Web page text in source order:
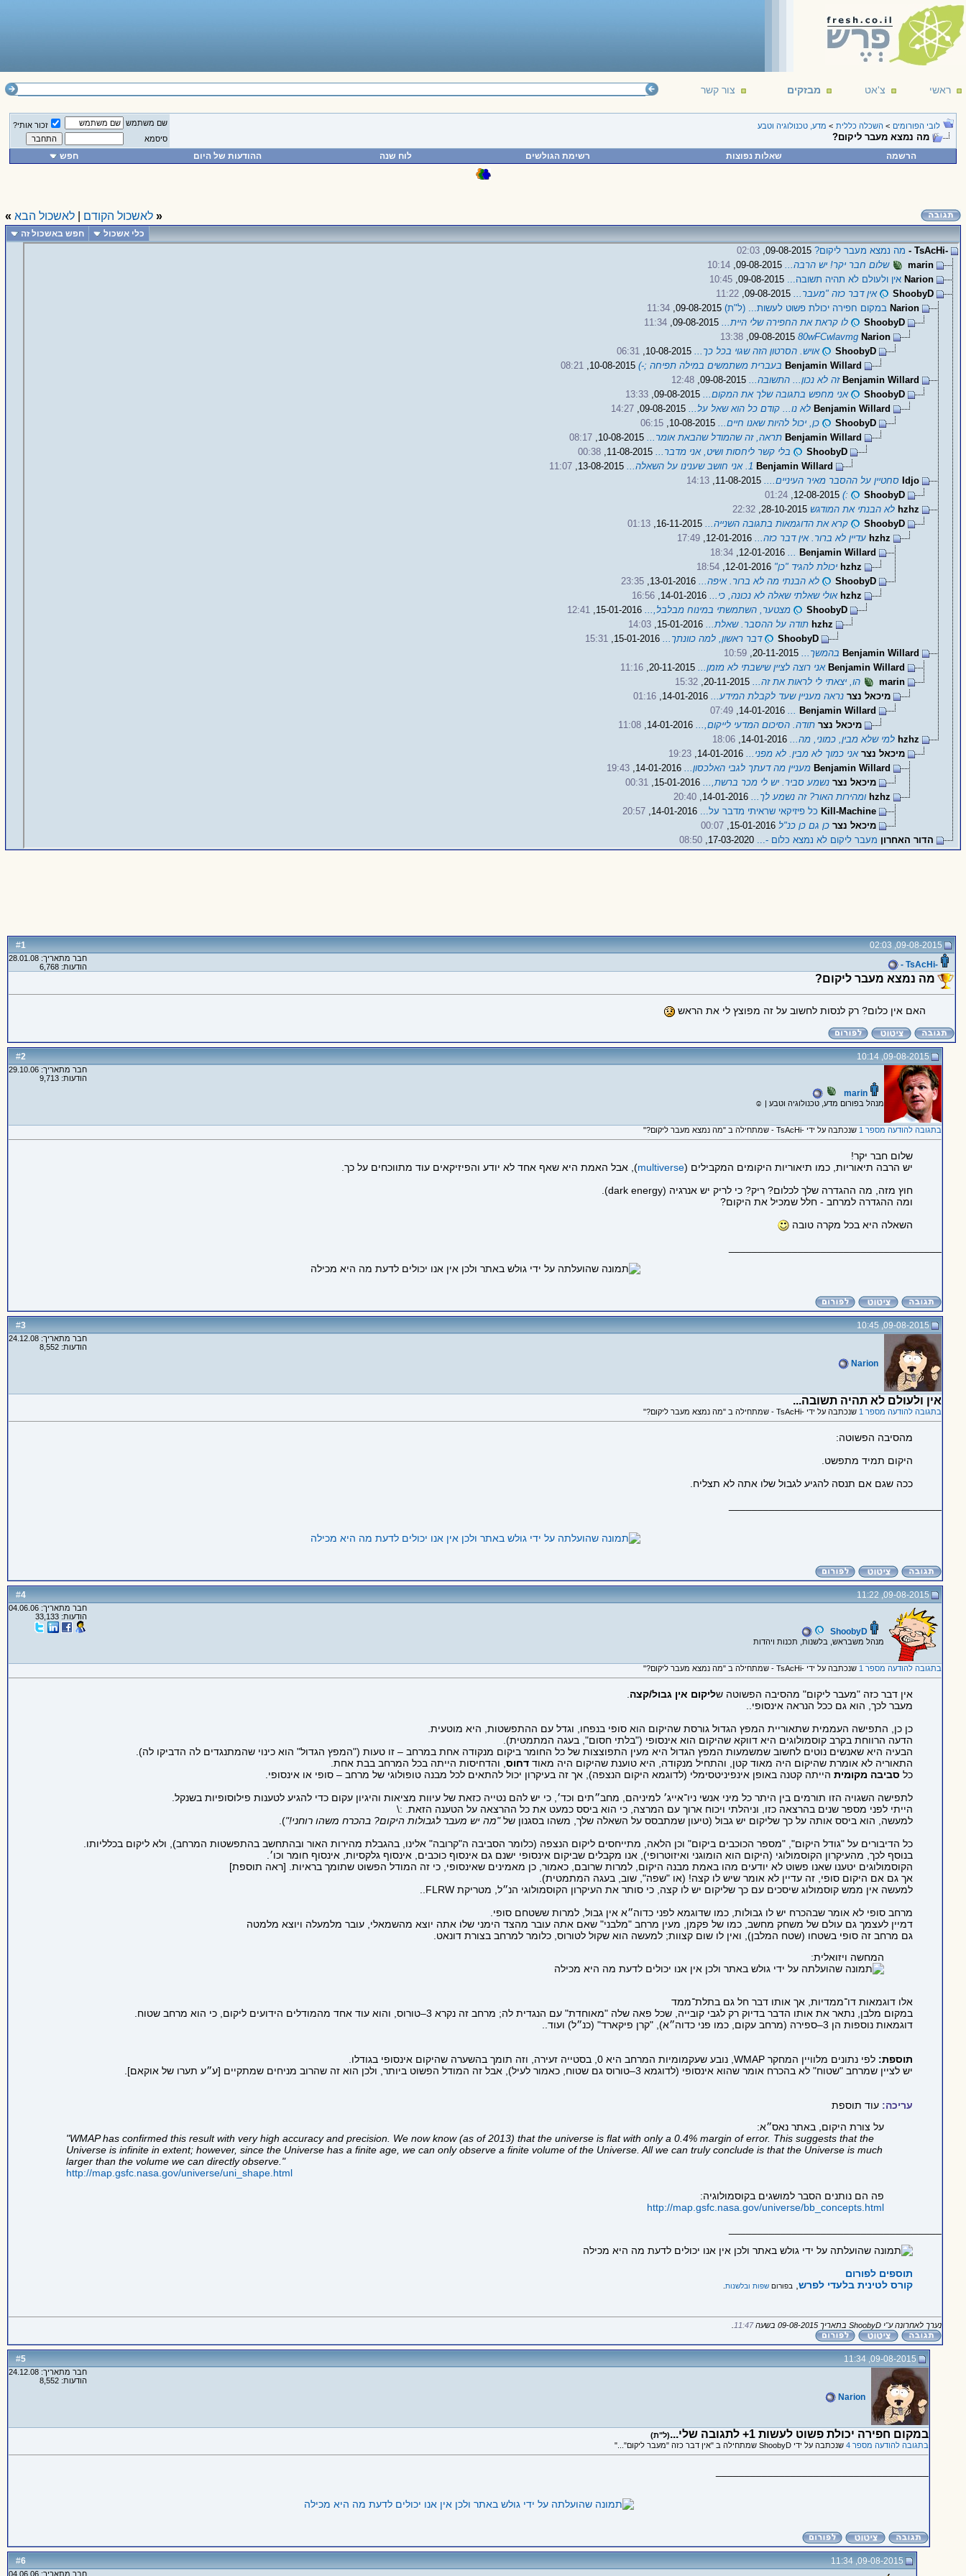
ראשי צ'אט מבזקים צור קשר
לובי הפורומים > השכלה כללית > מדע, טכנולוגיה וטבע
מה נמצא מעבר ליקום?
שם משתמש
זכור אותי?
סיסמא
הרשמה שאלות נפוצות רשימת הגולשים לוח שנה ההודעות של היום חפש
« לאשכול הקודם לאשכול הבא »
כלי אשכול חפש באשכול זה
-TsAcHi - מה נמצא מעבר ליקום?09-08-2015,
02:03
marin
שלום חבר יקר! יש הרבה...09-08-2015,
10:14
Narion אין ולעולם לא תהיה תשובה...
10:45
ShoobyD
אין דבר כזה "מעבר...09-08-2015,
11:22
Narion במקום חפירה יכולת פשוט לעשות... (ל"ת)09-08-2015,
11:34
ShoobyD
לו קראת את החפירה שלי היית...09-08-2015,
11:34
Narion
80wFCwlavmg
09-08-2015,
13:38
ShoobyD
אויש. הסרטון הזה שגוי בכל כך...10-08-2015,
06:31
Benjamin Willard בעברית משתמשים במילה תפיחה ;-)10-08-2015,
08:21
Benjamin Willard זה לא נכון... התשובה...09-08-2015,
12:48
ShoobyD
אני מחפש בתגובה שלך את המקום...09-08-2015,
13:33
Benjamin Willard לא נו... קודם כל הוא שאל על...09-08-2015,
14:27
ShoobyD
כן, יכול להיות שאנו חיים...10-08-2015,
06:15
Benjamin Willard תראה, זה שהמודל שהבאת אומר...10-08-2015,
08:17
ShoobyD
בלי קשר ליחסות ושיט, אני מדבר...11-08-2015,
00:38
Benjamin Willard 1. אני חושב שענינו על השאלה... 13-08-2015,
11:07
Idjo סחטיין על ההסבר מאיר העיניים....11-08-2015,
14:13
ShoobyD
:)
12-08-2015,
01:24
hzhz לא הבנתי את המודגש
22:32
ShoobyD
קרא את הדוגמאות בתגובה השנייה...16-11-2015,
01:13
hzhz עדיין לא ברור. אין דבר כזה...12-01-2016,
17:49
Benjamin Willard
...
12-01-2016,
18:34
hzhz יכולת להגיד "כן"
18:54
ShoobyD
לא הבנתי מה לא ברור. איפה...13-01-2016,
23:35
hzhz אולי שאלתי שאלה לא נכונה, כי...14-01-2016,
16:56
ShoobyD
מצטער, השתמשתי במינוח מבלבל,...15-01-2016,
12:41
hzhz תודה על ההסבר. שאלת...15-01-2016,
14:03
ShoobyD
דבר ראשון, למה כוונתך...15-01-2016,
15:31
Benjamin Willard בהמשך...20-11-2015,
10:59
Benjamin Willard אני רוצה לציין שישבתי לא מזמן...20-11-2015,
11:16
marin
הו, יצאתי לי לראות את זה...20-11-2015,
15:32
מיכאל נצר נראה מעניין שעד לקבלת המידע...14-01-2016,
01:16
Benjamin Willard
...
14-01-2016,
07:49
מיכאל נצר תודה. הסיכום המדעי לייקום,...14-01-2016,
11:08
hzhz למי שלא מבין, כמוני, מה...14-01-2016,
18:06
מיכאל נצר אני כמוך לא מבין. לא מפני...14-01-2016,
19:23
Benjamin Willard מעניין מה דעתך לגבי האלכסון...14-01-2016,
19:43
מיכאל נצר נשמע סביר. יש לי מכר ברשת,...15-01-2016,
00:31
hzhz ומהירות האור? זה נשמע לך...14-01-2016,
20:40
Kill-Machine כל פיזיקאי שראיתי מדבר על...
20:57
מיכאל נצר כן גם כן כנ"ל15-01-2016,
00:07
הדור האחרון מעבר ליקום לא נמצא כלום -... 08:50
#
1
09-08-2015, 02:03
-TsAcHi -
חבר מתאריך: 28.01.08
הודעות: 6,768
מה נמצא מעבר ליקום?
האם אין כלום? רק לנסות לחשוב על זה מפוצץ לי את הראש
#
2 09-08-2015, 10:14
marin
מנהל בפורום מדע, טכנולוגיה וטבע | ☺
חבר מתאריך: 29.10.06
הודעות: 9,713
בתגובה להודעה מספר 1 שנכתבה על ידי -TsAcHi - שמתחילה ב "מה נמצא מעבר ליקום?"
שלום חבר יקר!
יש הרבה תיאוריות, כמו תיאוריות היקומים המקבילים (multiverse), אבל האמת היא שאף אחד לא יודע והפיזיקאים עוד מתווכחים על כך.
חוץ מזה, מה ההגדרה שלך לכלום? רִיק? כי לריק יש אנרגיה (dark energy).
ומה ההגדרה למרחב - חלל שמכיל את היקום?
השאלה היא בכל מקרה טובה
#
3 09-08-2015, 10:45
Narion
חבר מתאריך: 24.12.08
הודעות: 8,552
אין ולעולם לא תהיה תשובה...
בתגובה להודעה מספר 1 שנכתבה על ידי -TsAcHi - שמתחילה ב "מה נמצא מעבר ליקום?"
מהסיבה הפשוטה:
היקום תמיד מתפשט.
ככה שגם אם תנסה להגיע לגבול שלו אתה לא תצליח.
#
4 09-08-2015, 11:22
ShoobyD
מנהל משבראש, בלשנות, תכנות ויהדות
חבר מתאריך: 04.06.06
הודעות: 33,133
בתגובה להודעה מספר 1 שנכתבה על ידי -TsAcHi - שמתחילה ב "מה נמצא מעבר ליקום?"
אין דבר כזה "מעבר ליקום" מהסיבה הפשוטה שליקום אין גבול/קצה
מעבר לכך, הוא גם ככל הנראה אינסופי..
כן כן, התפישה העממית שתאוריית המפץ הגדול גורסת שהיקום הוא סופי בנפחו, וגדל עם ההתפשטות, היא מוטעית.
הדעה הרווחת בקרב קוסמולוגים היא דווקא שהיקום הוא אינסופי ("בלתי חסום", בעגה המתמטית).
הבעיה היא שאנשים נוטים לחשוב שמשמעות המפץ הגדול היא מעין התפוצצות של כל החומר ביקום מנקודה אחת במרחב – זו טעות ("המפץ הגדול" הוא כינוי שהמתנגדים לה הדביקו לה).
התאוריה לא אומרת שהיקום היה מאוד קטן, והתחיל מנקודה, היא טוענת שהיקום היה מאוד דחוס, והדחיסות הייתה בכל המרחב בבת אחת.
כל סביבה מקומיתהייתה קטנה באופן אינפיניטסימלי (לדוגמא היקום הנצפה), אך זה בעיקרון יכול להתאים לכל מבנה טופולוגי של מרחב – סופי או אינסופי.
לתפישה השגויה הזו תורמים בין היתר כל מיני אנשי ניו־אייג׳ למיניהם, מחב״תים וכד׳, כי יש להם נטייה כזאת של עיוות מציאות והיגיון עקום כדי להגיע לטענות פילוסופיות בשנקל.
הייתי לפני מספר שנים בהרצאה כזו, וניהלתי ויכוח ארוך עם המרצה, כי הוא ביסס כמעט את כל ההרצאה על הטענה הזאת. :\
למעשה, הוא ביסס אותה על כך שליקום יש גבול (טיעון שמתבסס על השאלה שלך, משהו בסגנון של"מה יש מעבר לגבולות היקום? בהכרח משהו רוחני!").
כל הדיבורים על "גודל היקום", "מספר הכוכבים ביקום" וכן הלאה, מתייחסים ליקום הנצפה (כלומר הסביבה ה"קרובה" אלינו, בהגבלת מהירות האור ובהתחשב בהתפשטות המרחב), ולא ליקום בכלליותו.
בנוסף לכך, מהעיקרון הקוסמולוגי (היקום הוא הומוגני ואיזוטרופי), אנו מקבלים שביקום אינסופי ישנם גם אינסוף כוכבים, אינסוף גלקסיות, אינסוף חומר וכו׳.
הקוסמולוגים יטענו שאנו פשוט לא יודעים מהו באמת מבנה היקום, למרות שרובם, כאמור, כן מאמינים שאינסופי, כי זה המודל הפשוט שתומך בראיות. [ראה תוספת]
אך גם אם היקום סופי, זה עדיין לא אומר שיש לו קצה! (או "שפה", שוב, בעגה המתמטית).
למעשה אין ממש קוסמולוג שיסכים עם כך שליקום יש לו קצה, כי סותר את העיקרון הקוסמולוגי הנ״ל, מטריקת FLRW..
מרחב סופי לא אומר שבהכרח יש לו גבולות, כמו שדוגמא לפני כדוה״א אין גבול, למרות ששטחם סופי.
דמיין לעצמך גם עולם של משחק מחשב, כמו של פקמן, מעין מרחב "מלבני" שאם אתה עובר מהצד הימני שלו אתה יוצא מהשמאלי, עובר מלמעלה ויוצא מלמטה
גם מרחב זה סופי בשטחו (שטח המלבן), ואין לו שום קצוות; למעשה הוא שקול לטורוס, כלומר למרחב בצורת דונאט.
המחשה ויזואלית:
אלו דוגמאות דו־ממדיות, אך אותו דבר חל גם בתלת־ממד
במקום מלבן, נתאר את אותו הדבר בדיוק רק לגבי קובייה, שכל פאה שלה "מאוחדת" עם הנגדית לה; מרחב זה נקרא 3–טורוס, והוא עוד אחד מהמודלים הידועים ליקום, כי הוא מרחב שטוח.
דוגמאות נוספות הן 3–ספירה (מרחב עקום, כמו פני כדוה״א), "קרן פיקארד" (כנ״ל) ועוד..
תוספת: לפי נתונים מלוויין המחקר WMAP, נובע שעקמומיות המרחב היא 0, בסטייה זעירה, וזה תומך בהשערה שהיקום אינסופי בגודלו.
יש לציין שמרחב "שטוח" לא בהכרח אומר שהוא אינסופי (לדוגמא 3–טורוס גם שטוח, כאמור לעיל), אבל זה המודל הפשוט ביותר, ולכן הוא זה שהרוב מניחים שמתקיים [ע״ע תערו של אוקאם].
עריכה: עוד תוספת
על צורת היקום, באתר נאס״א:
"WMAP has confirmed this result with very high accuracy and precision. We now know (as of 2013) that the universe is flat with only a 0.4% margin of error. This suggests that the
Universe is infinite in extent; however, since the Universe has a finite age, we can only observe a finite volume of the Universe. All we can truly conclude is that the Universe is much
larger than the volume we can directly observe."
http://map.gsfc.nasa.gov/universe/uni_shape.html
פה הם נותנים הסבר למושגים בקוסמולוגיה:
http://map.gsfc.nasa.gov/universe/bb_concepts.html
תוספים לפורום
קורס לטינית בלעדי לפרש, בפורום שפות ובלשנות.
נערך לאחרונה ע"י ShoobyD בתאריך 09-08-2015 בשעה 11:47
#
5 09-08-2015, 11:34
Narion
חבר מתאריך: 24.12.08
הודעות: 8,552
במקום חפירה יכולת פשוט לעשות 1+ לתגובה שלי...
(ל"ת)
בתגובה להודעה מספר 4
שנכתבה על ידי ShoobyD שמתחילה ב "אין דבר כזה "מעבר ליקום"..."
#
6 09-08-2015, 11:34
חבר מתאריך: 04.06.06